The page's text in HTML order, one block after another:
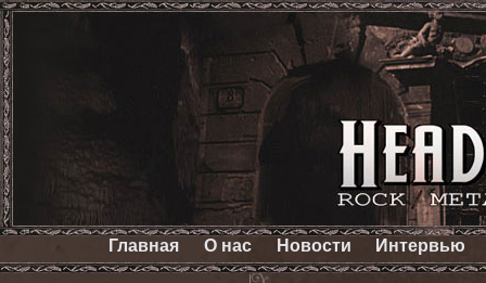
Главная О нас Новости Интервью